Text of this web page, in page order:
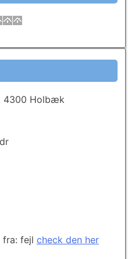
4300 Holbæk
fra: fejl check den her